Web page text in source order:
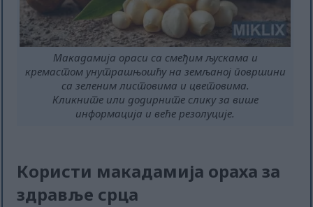
Макадамија ораси са смеђим љускама и
кремастом унутрашњошћу на земљаној површини
са зеленим листовима и цветовима.
Кликните или додирните слику за више
информација и веће резолуције.
Користи макадамија ораха за
здравље срца